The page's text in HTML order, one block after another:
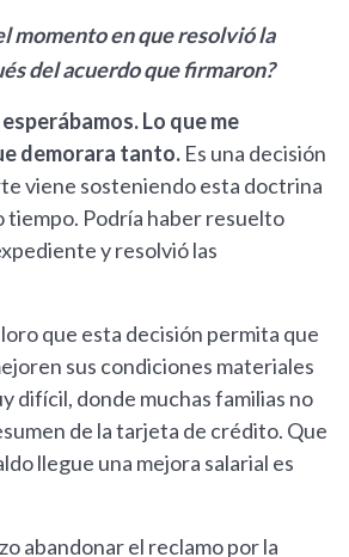
momento en que resolvió la
del acuerdo que firmaron?
Lo que me
demorara tanto. Es una decisión
viene sosteniendo esta doctrina
tiempo. Podría haber resuelto
y resolvió las
que esta decisión permita que
sus condiciones materiales
difícil, donde muchas familias no
de la tarjeta de crédito. Que
llegue una mejora salarial es
abandonar el reclamo por la